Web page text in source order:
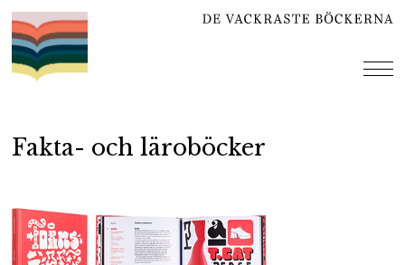
Hoppa
till
innehåll
Fakta- och läroböcker